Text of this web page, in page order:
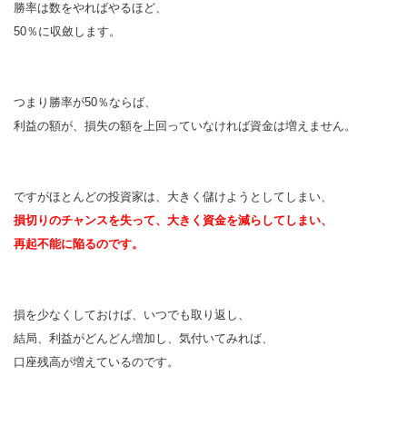
勝率は数をやればやるほど、
50％に収斂します。
つまり勝率が50％ならば、
利益の額が、損失の額を上回っていなければ資金は増えません。
ですがほとんどの投資家は、大きく儲けようとしてしまい、
損切りのチャンスを失って、大きく資金を減らしてしまい、
再起不能に陥るのです。
損を少なくしておけば、いつでも取り返し、
結局、利益がどんどん増加し、気付いてみれば、
口座残高が増えているのです。